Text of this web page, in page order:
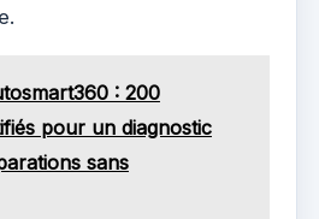
: 200
pour un diagnostic
sans